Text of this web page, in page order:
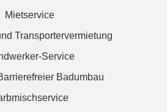
Mietservice
Transportervermietung
Service
Badumbau